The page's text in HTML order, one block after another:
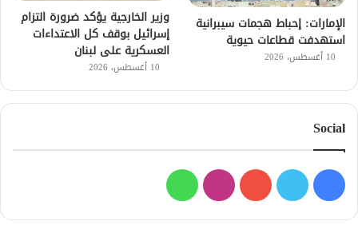
الإمارات: إحباط هجمات سيبرانية
استهدفت قطاعات حيوية
10 أغسطس، 2026
وزير الخارجية يؤكد ضرورة التزام
إسرائيل بوقف كل الاعتداءات
العسكرية على لبنان
10 أغسطس، 2026
Social
فيسبوك
تويتر يوتيوبانستقرامواتساب